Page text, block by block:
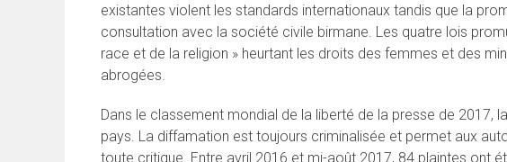
existantes violent les standards internationaux tandis que la
consultation avec la société civile birmane. Les quatre lois
race et de la religion » heurtant les droits des femmes et des
abrogées.
Dans le classement mondial de la liberté de la presse de 2017,
pays. La diffamation est toujours criminalisée et permet aux
toute critique. Entre avril 2016 et mi-août 2017, 84 plaintes ont